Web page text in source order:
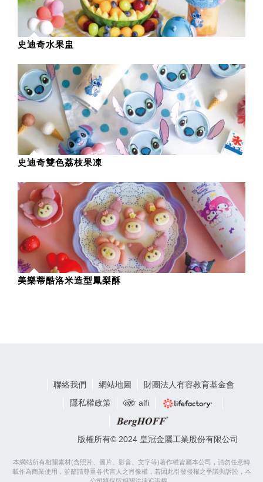
史迪奇水果盅
史迪奇雙色荔枝果凍
美樂蒂酷洛米造型鳳梨酥
聯絡我們 網站地圖
財團法人有容教育基金會
隱私權政策
alfi
版權所有© 2024 皇冠金屬工業股份有限公司
本網站所有相關素材(含照片、圖片、影音、文字等)著作權皆屬本公司，請勿任意轉
載作為商業使用，並籲請尊重各代言人之肖像權，若因此引發侵權之爭議與訴訟，本